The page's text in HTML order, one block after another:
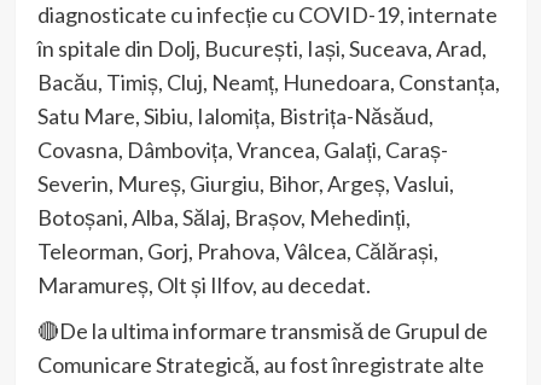
diagnosticate cu infecție cu COVID-19, internate
în spitale din Dolj, București, Iași, Suceava, Arad,
Bacău, Timiș, Cluj, Neamț, Hunedoara, Constanța,
Satu Mare, Sibiu, Ialomița, Bistrița-Năsăud,
Covasna, Dâmbovița, Vrancea, Galați, Caraș-
Severin, Mureș, Giurgiu, Bihor, Argeș, Vaslui,
Botoșani, Alba, Sălaj, Brașov, Mehedinți,
Teleorman, Gorj, Prahova, Vâlcea, Călărași,
Maramureș, Olt și Ilfov, au decedat.
🔴De la ultima informare transmisă de Grupul de
Comunicare Strategică, au fost înregistrate alte